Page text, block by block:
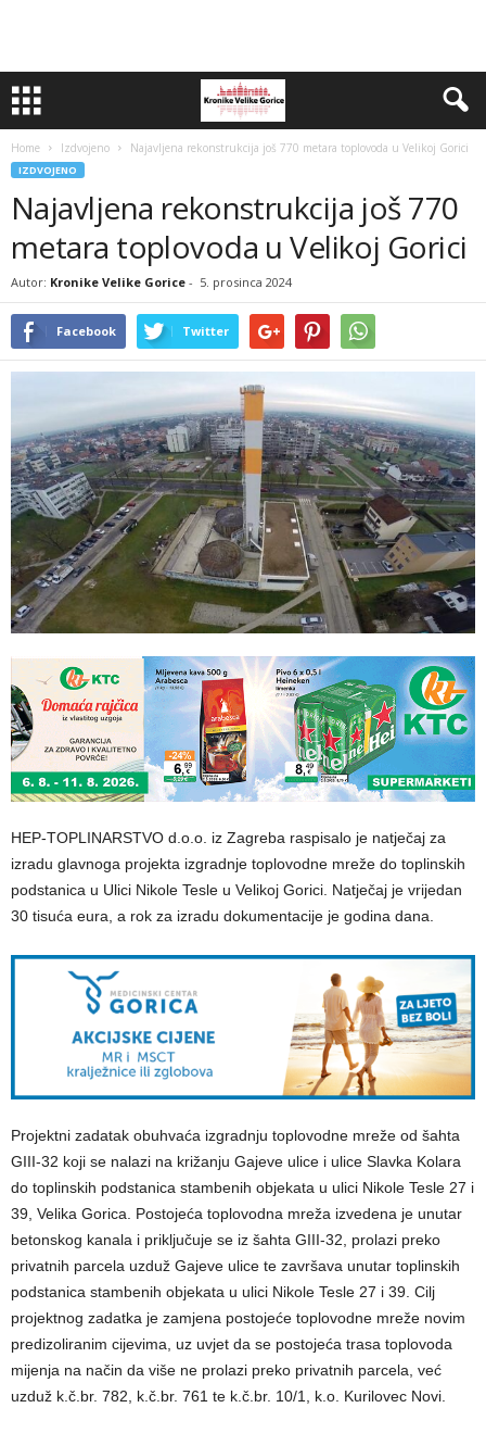
Home Izdvojeno Najavljena rekonstrukcija još 770 metara toplovoda u Velikoj Gorici
IZDVOJENO
Najavljena rekonstrukcija još 770
metara toplovoda u Velikoj Gorici
Autor: Kronike Velike Gorice - 5. prosinca 2024
Facebook Twitter
HEP-TOPLINARSTVO d.o.o. iz Zagreba raspisalo je natječaj za
izradu glavnoga projekta izgradnje toplovodne mreže do toplinskih
podstanica u Ulici Nikole Tesle u Velikoj Gorici. Natječaj je vrijedan
30 tisuća eura, a rok za izradu dokumentacije je godina dana.
Projektni zadatak obuhvaća izgradnju toplovodne mreže od šahta
GIII-32 koji se nalazi na križanju Gajeve ulice i ulice Slavka Kolara
do toplinskih podstanica stambenih objekata u ulici Nikole Tesle 27 i
39, Velika Gorica. Postojeća toplovodna mreža izvedena je unutar
betonskog kanala i priključuje se iz šahta GIII-32, prolazi preko
privatnih parcela uzduž Gajeve ulice te završava unutar toplinskih
podstanica stambenih objekata u ulici Nikole Tesle 27 i 39. Cilj
projektnog zadatka je zamjena postojeće toplovodne mreže novim
predizoliranim cijevima, uz uvjet da se postojeća trasa toplovoda
mijenja na način da više ne prolazi preko privatnih parcela, već
uzduž k.č.br. 782, k.č.br. 761 te k.č.br. 10/1, k.o. Kurilovec Novi.